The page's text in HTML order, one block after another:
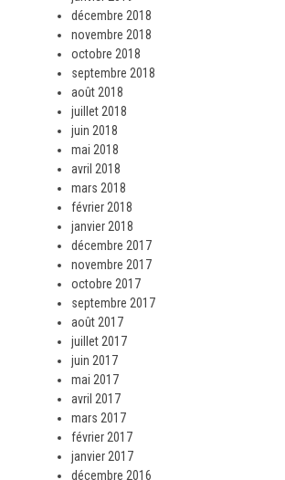
décembre 2018
novembre 2018
octobre 2018
septembre 2018
août 2018
juillet 2018
juin 2018
mai 2018
avril 2018
mars 2018
février 2018
janvier 2018
décembre 2017
novembre 2017
octobre 2017
septembre 2017
août 2017
juillet 2017
juin 2017
mai 2017
avril 2017
mars 2017
février 2017
janvier 2017
décembre 2016